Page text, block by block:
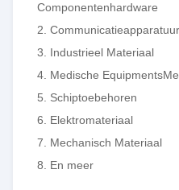
Componentenhardware
2. Communicatieapparatuur
3. Industrieel Materiaal
4. Medische
5. Schiptoebehoren
6. Elektromateriaal
7. Mechanisch Materiaal
8. En meer